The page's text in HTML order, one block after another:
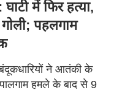
में फिर हत्या,
पहलगाम
ने आतंकी के
पालगाम हमले के बाद से 9